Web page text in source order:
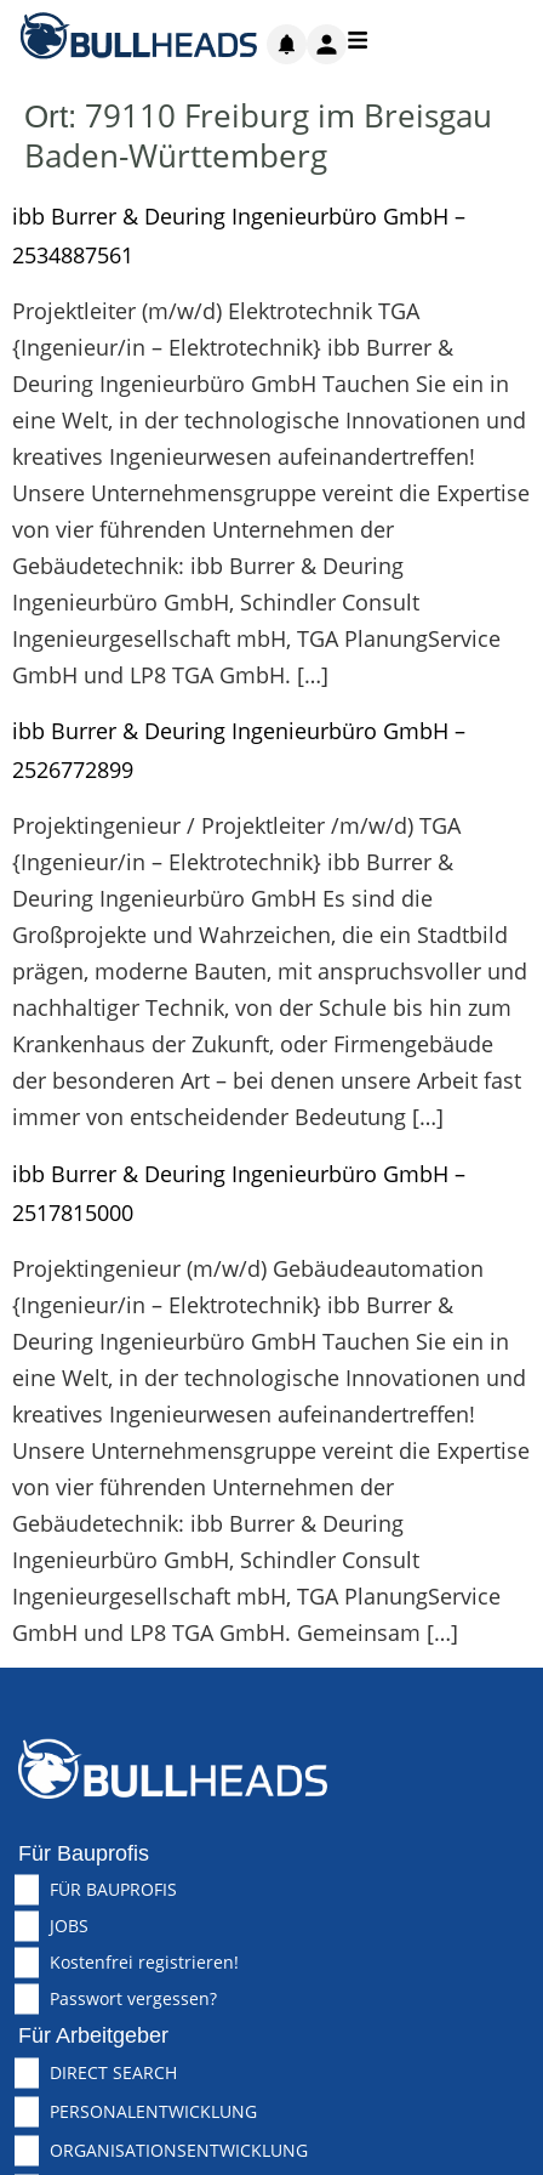
Ort: 79110 Freiburg im Breisgau
Baden-Württemberg
ibb Burrer & Deuring Ingenieurbüro GmbH –
2534887561
Projektleiter (m/w/d) Elektrotechnik TGA
{Ingenieur/in – Elektrotechnik} ibb Burrer &
Deuring Ingenieurbüro GmbH Tauchen Sie ein in
eine Welt, in der technologische Innovationen und
kreatives Ingenieurwesen aufeinandertreffen!
Unsere Unternehmensgruppe vereint die Expertise
von vier führenden Unternehmen der
Gebäudetechnik: ibb Burrer & Deuring
Ingenieurbüro GmbH, Schindler Consult
Ingenieurgesellschaft mbH, TGA PlanungService
GmbH und LP8 TGA GmbH. […]
ibb Burrer & Deuring Ingenieurbüro GmbH –
2526772899
Projektingenieur / Projektleiter /m/w/d) TGA
{Ingenieur/in – Elektrotechnik} ibb Burrer &
Deuring Ingenieurbüro GmbH Es sind die
Großprojekte und Wahrzeichen, die ein Stadtbild
prägen, moderne Bauten, mit anspruchsvoller und
nachhaltiger Technik, von der Schule bis hin zum
Krankenhaus der Zukunft, oder Firmengebäude
der besonderen Art – bei denen unsere Arbeit fast
immer von entscheidender Bedeutung […]
ibb Burrer & Deuring Ingenieurbüro GmbH –
2517815000
Projektingenieur (m/w/d) Gebäudeautomation
{Ingenieur/in – Elektrotechnik} ibb Burrer &
Deuring Ingenieurbüro GmbH Tauchen Sie ein in
eine Welt, in der technologische Innovationen und
kreatives Ingenieurwesen aufeinandertreffen!
Unsere Unternehmensgruppe vereint die Expertise
von vier führenden Unternehmen der
Gebäudetechnik: ibb Burrer & Deuring
Ingenieurbüro GmbH, Schindler Consult
Ingenieurgesellschaft mbH, TGA PlanungService
GmbH und LP8 TGA GmbH. Gemeinsam […]
Für Bauprofis
FÜR BAUPROFIS
JOBS
Kostenfrei registrieren!
Passwort vergessen?
Für Arbeitgeber
DIRECT SEARCH
PERSONALENTWICKLUNG
ORGANISATIONSENTWICKLUNG